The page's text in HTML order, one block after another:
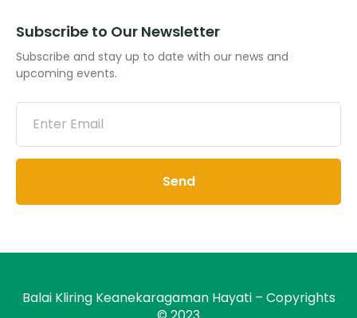
Subscribe to Our Newsletter
Subscribe and stay up to date with our news and
upcoming events.
Send
Balai Kliring Keanekaragaman Hayati – Copyrights